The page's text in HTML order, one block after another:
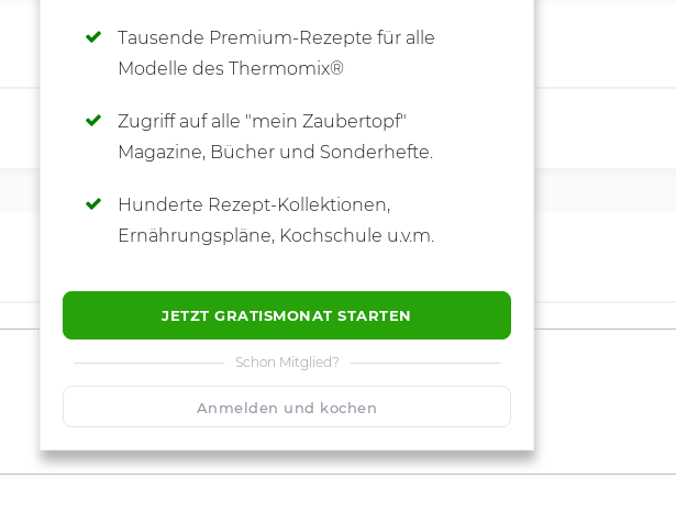
SCHREIBE NEUE NOTIZ
Tausende Premium-Rezepte für alle
Modelle des Thermomix®
Zugriff auf alle "mein Zaubertopf"
Magazine, Bücher und Sonderhefte.
Hunderte Rezept-Kollektionen,
Ernährungspläne, Kochschule u.v.m.
JETZT GRATISMONAT STARTEN
Schon Mitglied?
Anmelden und kochen